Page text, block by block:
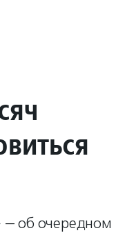
— об очередном